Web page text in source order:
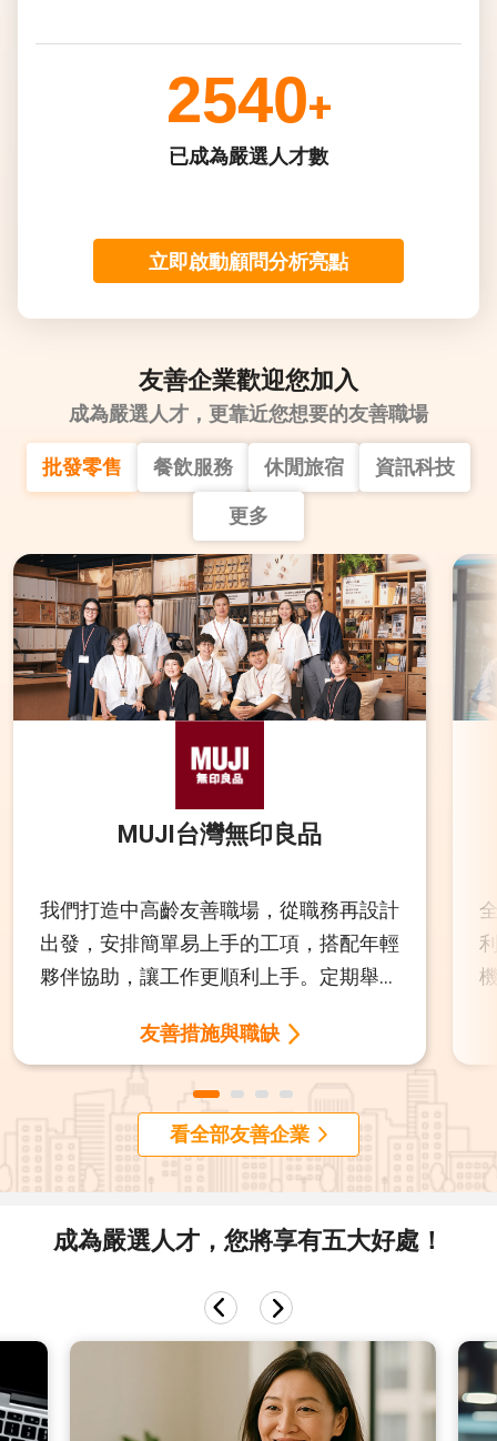
2540+
已成為嚴選人才數
立即啟動顧問分析亮點
友善企業歡迎您加入
成為嚴選人才，更靠近您想要的友善職場
批發零售 餐飲服務 休閒旅宿 資訊科技
更多
MUJI台灣無印良品
我們打造中高齡友善職場，從職務再設計
出發，安排簡單易上手的工項，搭配年輕
夥伴協助，讓工作更順利上手。定期舉辦
造理解與尊重的環境。同時，依年齡分級
提供健康檢查、半日公假與更高額補助，
全面守護每一位夥伴的健康與職涯發展。
友善措施與職缺
看全部友善企業
成為嚴選人才，您將享有五大好處！